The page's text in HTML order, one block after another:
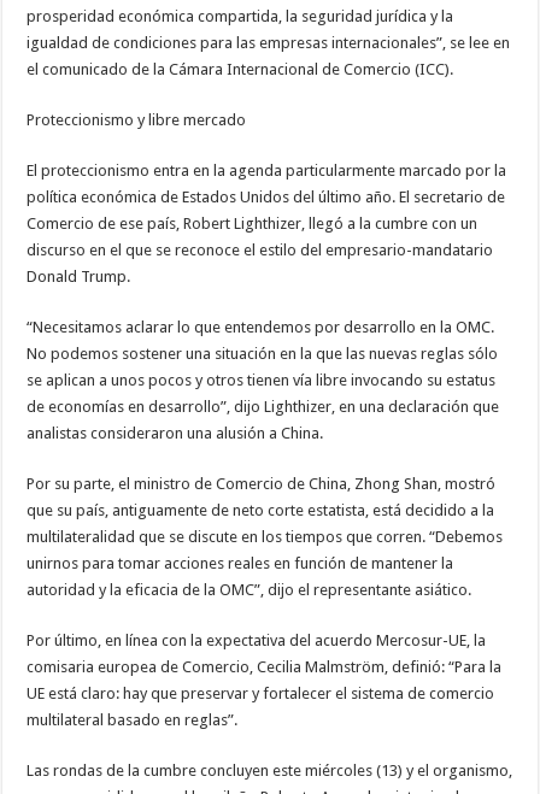
prosperidad económica compartida, la seguridad jurídica y la
igualdad de condiciones para las empresas internacionales”, se lee en
el comunicado de la Cámara Internacional de Comercio (ICC).
Proteccionismo y libre mercado
El proteccionismo entra en la agenda particularmente marcado por la
política económica de Estados Unidos del último año. El secretario de
Comercio de ese país, Robert Lighthizer, llegó a la cumbre con un
discurso en el que se reconoce el estilo del empresario-mandatario
Donald Trump.
“Necesitamos aclarar lo que entendemos por desarrollo en la OMC.
No podemos sostener una situación en la que las nuevas reglas sólo
se aplican a unos pocos y otros tienen vía libre invocando su estatus
de economías en desarrollo”, dijo Lighthizer, en una declaración que
analistas consideraron una alusión a China.
Por su parte, el ministro de Comercio de China, Zhong Shan, mostró
que su país, antiguamente de neto corte estatista, está decidido a la
multilateralidad que se discute en los tiempos que corren. “Debemos
unirnos para tomar acciones reales en función de mantener la
autoridad y la eficacia de la OMC”, dijo el representante asiático.
Por último, en línea con la expectativa del acuerdo Mercosur-UE, la
comisaria europea de Comercio, Cecilia Malmström, definió: “Para la
UE está claro: hay que preservar y fortalecer el sistema de comercio
multilateral basado en reglas”.
Las rondas de la cumbre concluyen este miércoles (13) y el organismo,